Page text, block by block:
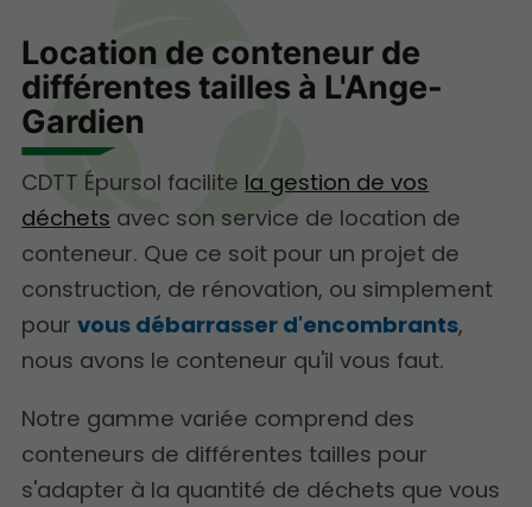
Location de conteneur de
différentes tailles à L'Ange-
Gardien
CDTT Épursol facilite la gestion de vos
déchets avec son service de location de
conteneur. Que ce soit pour un projet de
construction, de rénovation, ou simplement
pourvous débarrasser d'encombrants,
nous avons le conteneur qu'il vous faut.
Notre gamme variée comprend des
conteneurs de différentes tailles pour
s'adapter à la quantité de déchets que vous